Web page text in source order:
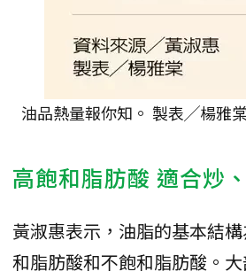
油品熱量報你知。 製表╱楊雅
高飽和脂肪酸 適合炒
黃淑惠表示，油脂的基本結
和脂肪酸和不飽和脂肪酸。